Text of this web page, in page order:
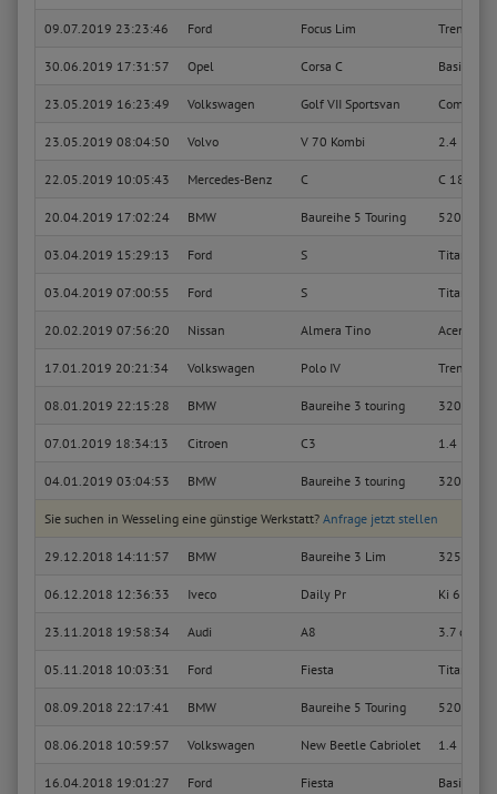
09.07.2019 23:23:46 Ford Focus Lim Trend
30.06.2019 17:31:57 Opel Corsa C Basis
23.05.2019 16:23:49 Volkswagen Golf VII Sportsvan
23.05.2019 08:04:50 Volvo V 70 Kombi 2.4 D
22.05.2019 10:05:43 Mercedes-Benz C C 180
20.04.2019 17:02:24 BMW Baureihe 5 Touring 520d
03.04.2019 15:29:13 Ford S Titanium
03.04.2019 07:00:55 Ford S Titanium
20.02.2019 07:56:20 Nissan Almera Tino Acenta
17.01.2019 20:21:34 Volkswagen Polo IV Trendline
08.01.2019 22:15:28 BMW Baureihe 3 touring 320d
07.01.2019 18:34:13 Citroen C3 1.4
04.01.2019 03:04:53 BMW Baureihe 3 touring 320d
Sie suchen in Wesseling eine günstige Werkstatt? Anfrage jetzt stellen
29.12.2018 14:11:57 BMW Baureihe 3 Lim 325i
06.12.2018 12:36:33 Iveco Daily Pr Ki 65- C
23.11.2018 19:58:34 Audi A8 3.7
05.11.2018 10:03:31 Ford Fiesta Titanium
08.09.2018 22:17:41 BMW Baureihe 5 Touring 520d
08.06.2018 10:59:57 Volkswagen New Beetle Cabriolet 1.4
16.04.2018 19:01:27 Ford Fiesta Basis